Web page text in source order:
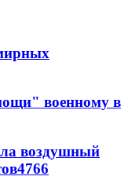
военному в
воздушный
4766